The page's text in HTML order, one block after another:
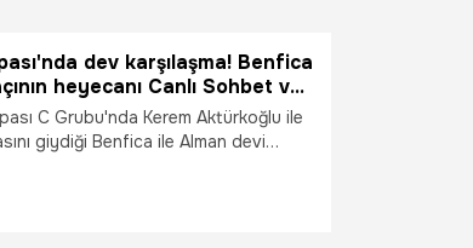
dev karşılaşma! Benfica
heyecanı Canlı Sohbet ve
Misli’de
C Grubu'nda Kerem Aktürkoğlu ile
giydiği Benfica ile Alman devi